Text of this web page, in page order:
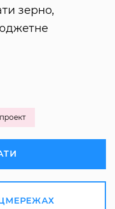
зерно,